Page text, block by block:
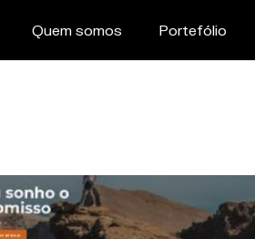
Quem somos Portefólio